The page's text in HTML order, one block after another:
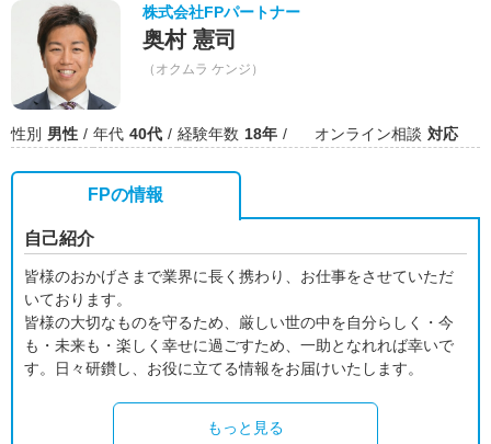
株式会社FPパートナー
奥村 憲司
（オクムラ ケンジ）
性別 男性 年代 40代 経験年数 18年 オンライン相談 対応
FPの情報
自己紹介
皆様のおかげさまで業界に長く携わり、お仕事をさせていただ
いております。
皆様の大切なものを守るため、厳しい世の中を自分らしく・今
も・未来も・楽しく幸せに過ごすため、一助となれれば幸いで
す。日々研鑽し、お役に立てる情報をお届けいたします。
もっと見る